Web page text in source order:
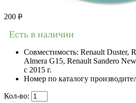
200 Р
Есть в наличии
Совместимость: Renault Duster,
Almera G15, Renault Sandero
с 2015 г.
Номер по каталогу
Кол-во: